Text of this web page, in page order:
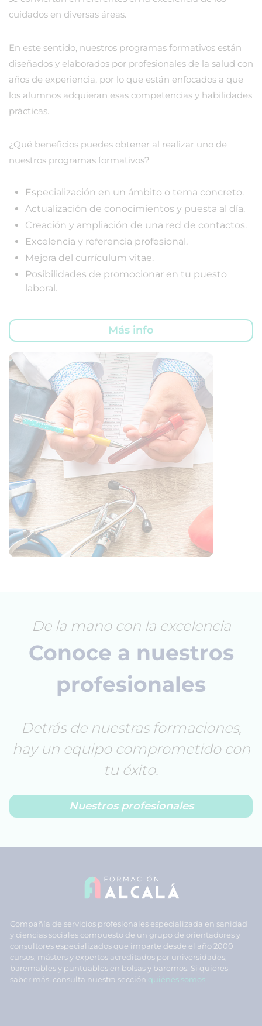
cuidados en diversas áreas.
En este sentido, nuestros programas formativos están
diseñados y elaborados por profesionales de la salud con
años de experiencia, por lo que están enfocados a que
los alumnos adquieran esas competencias y habilidades
prácticas.
¿Qué beneficios puedes obtener al realizar uno de
nuestros programas formativos?
Especialización en un ámbito o tema concreto.
Actualización de conocimientos y puesta al día.
Creación y ampliación de una red de contactos.
Excelencia y referencia profesional.
Mejora del currículum vitae.
Posibilidades de promocionar en tu puesto
laboral.
Más info
De la mano con la excelencia
Conoce a nuestros
profesionales
Detrás de nuestras formaciones,
hay un equipo comprometido con
tu éxito.
Nuestros profesionales
Compañía de servicios profesionales especializada en sanidad
y ciencias sociales compuesto de un grupo de orientadores y
consultores especializados que imparte desde el año 2000
cursos, másters y expertos acreditados por universidades,
baremables y puntuables en bolsas y baremos. Si quieres
saber más, consulta nuestra sección quiénes somos